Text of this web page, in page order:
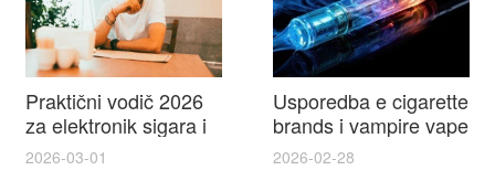
Praktični vodič 2026
za elektronik sigara i
mtm e cigarete s
2026-03-01
Usporedba e cigarette
brands i vampire vape
za 2026 – vodič s
2026-02-28